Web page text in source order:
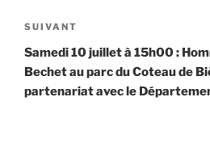
Article
suivant
SUIVANT
Samedi 10 juillet à 15h00 :
Bechet au parc du Coteau de
partenariat avec le